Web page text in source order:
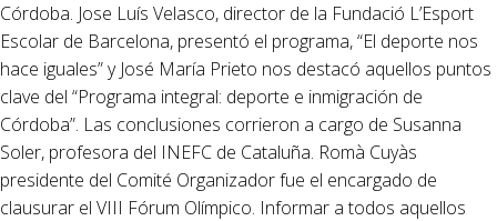
Córdoba. Jose Luís Velasco, director de la Fundació L’Esport
Escolar de Barcelona, presentó el programa, “El deporte nos
hace iguales” y José María Prieto nos destacó aquellos puntos
clave del “Programa integral: deporte e inmigración de
Córdoba”. Las conclusiones corrieron a cargo de Susanna
Soler, profesora del INEFC de Cataluña. Romà Cuyàs
presidente del Comité Organizador fue el encargado de
clausurar el VIII Fórum Olímpico. Informar a todos aquellos